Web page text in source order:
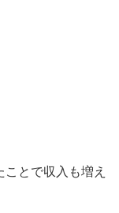
とで収入も増え